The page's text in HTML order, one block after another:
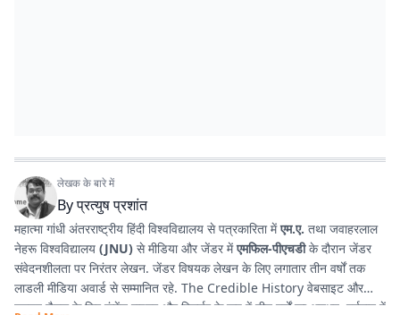
लेखक के बारे में
Byप्रत्युष प्रशांत
महात्मा गांधी अंतरराष्ट्रीय हिंदी विश्वविद्यालय से पत्रकारिता मेंएम.ए. तथा जवाहरलाल
नेहरू विश्वविद्यालय (JNU) से मीडिया और जेंडर मेंएमफिल-पीएचडीके दौरान जेंडर
संवेदनशीलता पर निरंतर लेखन. जेंडर विषयक लेखन के लिए लगातार तीन वर्षों तक
लाडली मीडिया अवार्ड से सम्मानित रहे. The Credible History वेबसाइट और
यूट्यूब चैनल के लिए कंटेंट राइटर और रिसर्चर के रूप में तीन वर्षों का अनुभव. वर्तमान में